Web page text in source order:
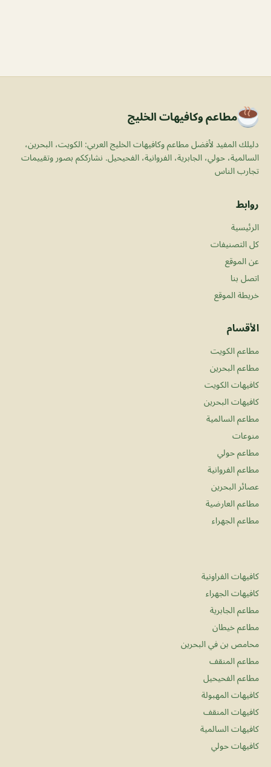
مطاعم وكافيهات الخليج
دليلك المفيد لأفضل مطاعم وكافيهات الخليج العربي: الكويت، البحرين،
السالمية، حولي، الجابرية، الفروانية، الفحيحيل. نشارككم بصور وتقييمات
تجارب الناس
روابط
الرئيسية
كل التصنيفات
عن الموقع
اتصل بنا
خريطة الموقع
الأقسام
مطاعم الكويت
مطاعم البحرين
كافيهات الكويت
كافيهات البحرين
مطاعم السالمية
منوعات
مطاعم حولي
مطاعم الفروانية
عصائر البحرين
مطاعم العارضية
مطاعم الجهراء
كافيهات الفراونية
كافيهات الجهراء
مطاعم الجابرية
مطاعم خيطان
محامص بن في البحرين
مطاعم المنقف
مطاعم الفحيحيل
كافيهات المهبولة
كافيهات المنقف
كافيهات السالمية
كافيهات حولي